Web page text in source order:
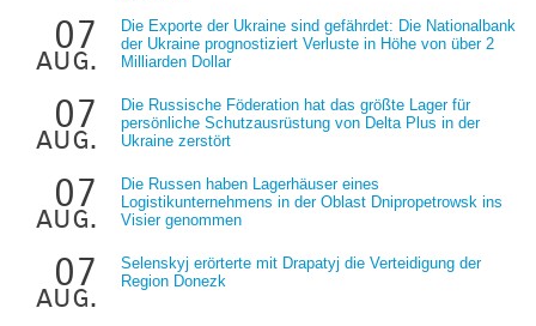
07
aug.
Die Exporte der Ukraine sind gefährdet: Die Nationalbank
der Ukraine prognostiziert Verluste in Höhe von über 2
Milliarden Dollar
07
aug.
Die Russische Föderation hat das größte Lager für
persönliche Schutzausrüstung von Delta Plus in der
Ukraine zerstört
07
aug.
Die Russen haben Lagerhäuser eines
Logistikunternehmens in der Oblast Dnipropetrowsk ins
Visier genommen
07
aug.
Selenskyj erörterte mit Drapatyj die Verteidigung der
Region Donezk